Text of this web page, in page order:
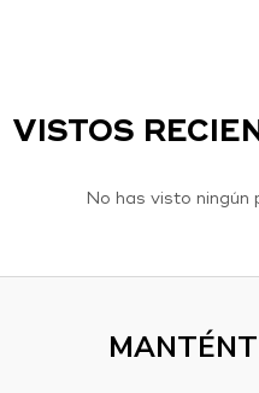
VISTOS
No has visto ningún